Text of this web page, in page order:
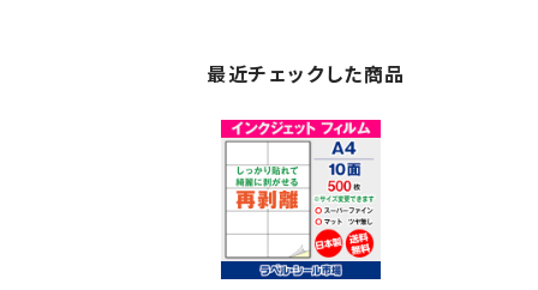
最近チェックした商品